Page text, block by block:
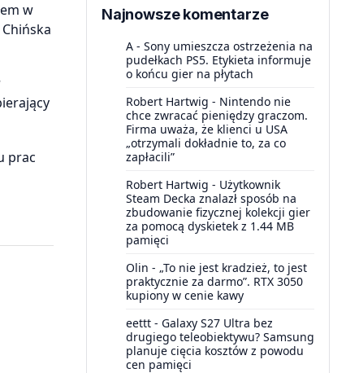
w
prac
Najnowsze komentarze
A - Sony umieszcza ostrzeżenia na
pudełkach PS5. Etykieta informuje
o końcu gier na płytach
Robert Hartwig - Nintendo nie
chce zwracać pieniędzy graczom.
Firma uważa, że klienci u USA
„otrzymali dokładnie to, za co
zapłacili”
Robert Hartwig - Użytkownik
Steam Decka znalazł sposób na
zbudowanie fizycznej kolekcji gier
za pomocą dyskietek z 1.44 MB
pamięci
Olin - „To nie jest kradzież, to jest
praktycznie za darmo”. RTX 3050
kupiony w cenie kawy
eettt - Galaxy S27 Ultra bez
drugiego teleobiektywu? Samsung
planuje cięcia kosztów z powodu
cen pamięci